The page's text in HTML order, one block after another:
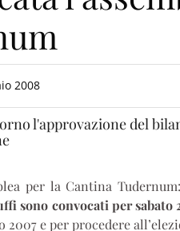
2008
l'approvazione del
per la Cantina Tudernum:
sono convocati per sabato
2007 e per procedere